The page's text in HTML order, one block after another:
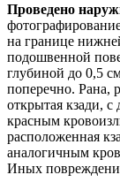
Проведено
на границе
подошвенной
глубиной до 0,5
поперечно. Рана,
открытая кзади,
красным
расположенная
аналогичным
Иных